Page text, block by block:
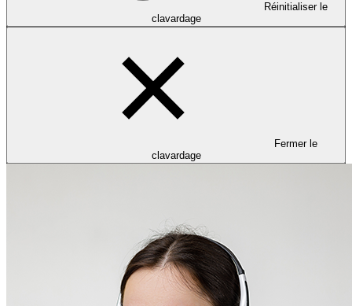
Réinitialiser le
clavardage
Fermer le
clavardage